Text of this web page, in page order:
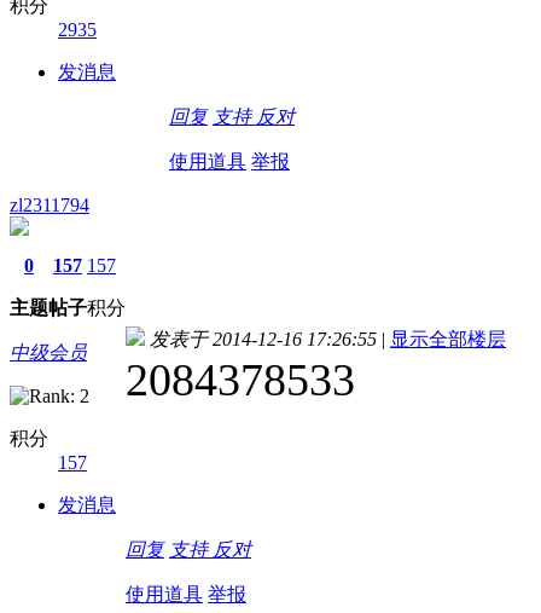
积分
2935
发消息
回复 支持 反对
使用道具 举报
zl2311794
0
主题
157
帖子
157
积分
中级会员
积分
157
发消息
发表于 2014-12-16 17:26:55 | 显示全部楼层
2084378533
回复 支持 反对
使用道具 举报